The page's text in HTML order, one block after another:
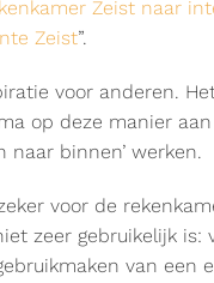
Zeist naar
Zeist”.
voor anderen.
op deze manier
naar binnen’ werken.
voor de
zeer gebruikelijk is:
van een